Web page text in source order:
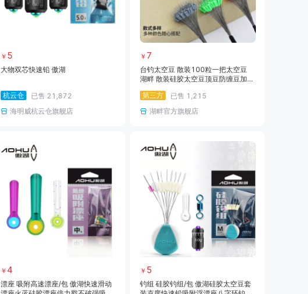
￥ 5
大物双芯快速铅 傲湖
杭云仓 已售 21,872
海明威杭云仓旗舰店
￥ 7
台钓太空豆 散装100粒一把太空豆
湖畔 散装硅胶太空豆顶豆防缠豆加固
第三方
已售 1,215
湖畔官方旗舰店
￥ 4
漂座 吸附高速漂座/包 傲湖快速滑动
￥ 5
钓组 硅胶钓组/包 傲湖硅胶太空豆套